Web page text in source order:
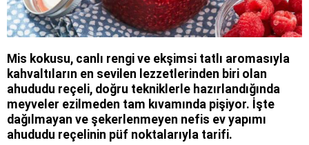
Mis kokusu, canlı rengi ve ekşimsi tatlı aromasıyla
kahvaltıların en sevilen lezzetlerinden biri olan
ahududu reçeli, doğru tekniklerle hazırlandığında
meyveler ezilmeden tam kıvamında pişiyor. İşte
dağılmayan ve şekerlenmeyen nefis ev yapımı
ahududu reçelinin püf noktalarıyla tarifi.